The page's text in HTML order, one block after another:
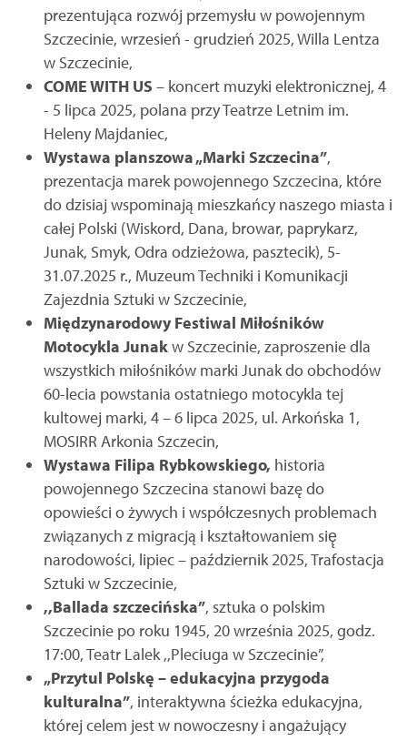
prezentująca rozwój przemysłu w powojennym
Szczecinie, wrzesień - grudzień 2025, Willa Lentza
w Szczecinie,
COME WITH US – koncert muzyki elektronicznej, 4
- 5 lipca 2025, polana przy Teatrze Letnim im.
Heleny Majdaniec,
Wystawa planszowa „Marki Szczecina”,
prezentacja marek powojennego Szczecina, które
do dzisiaj wspominają mieszkańcy naszego miasta i
całej Polski (Wiskord, Dana, browar, paprykarz,
Junak, Smyk, Odra odzieżowa, pasztecik), 5-
31.07.2025 r., Muzeum Techniki i Komunikacji
Zajezdnia Sztuki w Szczecinie,
Międzynarodowy Festiwal Miłośników
Motocykla Junakw Szczecinie, zaproszenie dla
wszystkich miłośników marki Junak do obchodów
60-lecia powstania ostatniego motocykla tej
kultowej marki, 4 – 6 lipca 2025, ul. Arkońska 1,
MOSIRR Arkonia Szczecin,
Wystawa Filipa Rybkowskiego, historia
powojennego Szczecina stanowi bazę do
opowieści o żywych i współczesnych problemach
związanych z migracją i kształtowaniem się̨
narodowości, lipiec – październik 2025, Trafostacja
Sztuki w Szczecinie,
,,Ballada szczecińska”, sztuka o polskim
Szczecinie po roku 1945, 20 września 2025, godz.
17:00, Teatr Lalek ,,Pleciuga w Szczecinie”,
„Przytul Polskę – edukacyjna przygoda
kulturalna”, interaktywna ścieżka edukacyjna,
której celem jest w nowoczesny i angażujący